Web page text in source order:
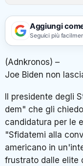
Aggiungi
Seguici più
(Adnkronos) –
Joe Biden non
Il presidente degli
dem" che gli
candidatura per le
"Sfidatemi alla
americano in
frustrato dalle elite